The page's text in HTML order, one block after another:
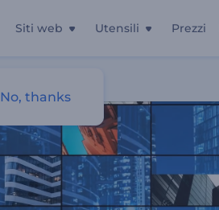
Siti web Utensili Prezzi
No, thanks